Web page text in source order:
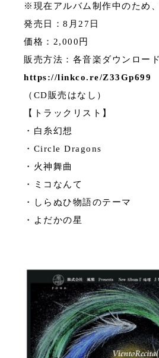
※現在アルバム制作中のため
発売日：8月27日
価格：2,000円
販売方法：各音楽ダウンロー
https://linkco.re/Z33Gp699
（CD販売はなし）
【トラックリスト】
・白糸幻想
・Circle Dragons
・火神舞曲
・ミコなんて
・しらぬひ物語のテーマ
・よだかの星